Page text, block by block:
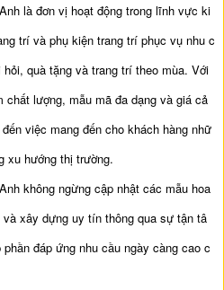
là đơn vị hoạt động trong lĩnh vực ki
trí và phụ kiện trang trí phục vụ nhu c
quà tặng và trang trí theo mùa. Với
chất lượng, mẫu mã đa dạng và giá cả
việc mang đến cho khách hàng nhữ
xu hướng thị trường.
không ngừng cập nhật các mẫu hoa
xây dựng uy tín thông qua sự tận tâ
đáp ứng nhu cầu ngày càng cao c